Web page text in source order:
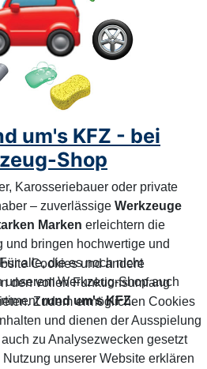
um's KFZ - bei
Shop
Karosseriebauer oder private
– zuverlässige Werkzeuge
Marken erleichtern die
und bringen hochwertige und
alle, die es noch nicht
unserem Werkzeug-Shop auch
rund um's KFZ.
Cookies und andere
den vollen Funktionsumfang
Zudem ermöglichen Cookies
und dienen der Ausspielung
zu Analysezwecken gesetzt
unserer Website erklären